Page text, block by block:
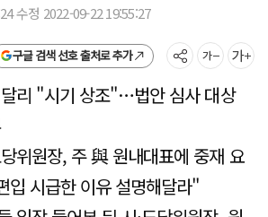
수정 2022-09-22 19:55:27
구글 검색 선호 출처로 추가
리 "시기 상조"…법안 심사 대상
위원장, 주 與 원내대표에 중재 요
시급한 이유 설명해달라"